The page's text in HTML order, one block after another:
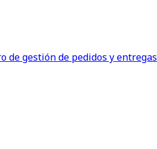
de gestión de pedidos y entregas